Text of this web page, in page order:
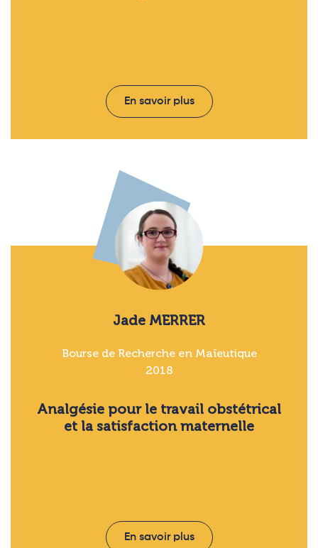
En savoir plus
Jade MERRER
Bourse de Recherche en Maïeutique
2018
Analgésie pour le travail obstétrical
et la satisfaction maternelle
En savoir plus